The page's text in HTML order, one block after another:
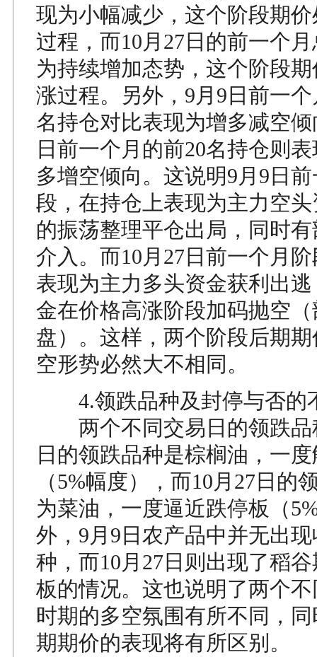
现为小幅减少，这个阶段期
过程，而10月27日的前一个
为持续增加态势，这个阶段
涨过程。另外，9月9日前一
名持仓对比表现为增多减空倾
日前一个月的前20名持仓则
多增空倾向。这说明9月9日
段，在持仓上表现为主力空
的振荡整理平仓出局，同时
介入。而10月27日前一个月
表现为主力多头资金获利出
金在价格高涨阶段加码抛空
盘）。这样，两个阶段后期
空形势必然大不相同。
4.领跌品种及封停与否的
两个不同交易日的领跌品
日的领跌品种是棕榈油，一
（5%幅度），而10月27日的
为菜油，一度逼近跌停板（
外，9月9日农产品中并无出
种，而10月27日则出现了稻
板的情况。这也说明了两个
时期的多空氛围有所不同，
期期价的表现将有所区别。